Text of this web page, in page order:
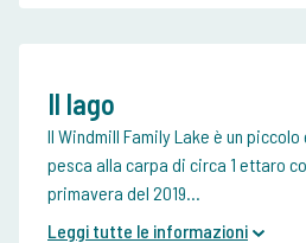
Il lago
Il Windmill Family Lake è un
pesca alla carpa di circa 1 ettaro
primavera del 2019...
Leggi tutte le informazioni